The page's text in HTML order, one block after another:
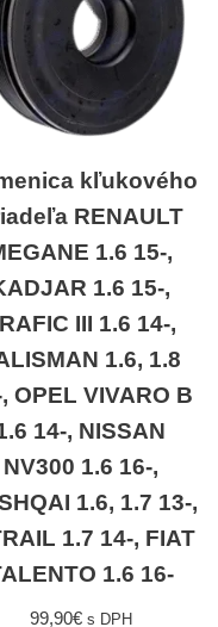
kľukového
RENAULT
1.6 15-,
1.6 15-,
III 1.6 14-,
1.6, 1.8
OPEL VIVARO B
14-, NISSAN
NV300 1.6 16-,
1.6, 1.7 13-,
1.7 14-, FIAT
1.6 16-
99,90€ s DPH